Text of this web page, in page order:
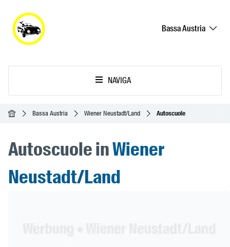
Bassa Austria
NAVIGA
Home Bassa Austria Wiener Neustadt/Land Autoscuole
Autoscuole inWiener
Neustadt/Land